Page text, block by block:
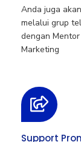
Anda juga
melalui grup
dengan
Marketing
Support